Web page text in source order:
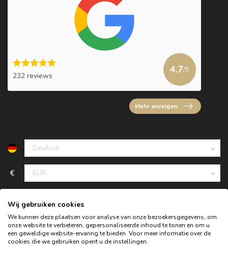
232 reviews
4.7/5
Mehr anzeigen
€
Wij gebruiken cookies
We kunnen deze plaatsen voor analyse van onze bezoekersgegevens, om
onze website te verbeteren, gepersonaliseerde inhoud te tonen en om u
een geweldige website-ervaring te bieden. Voor meer informatie over de
cookies die we gebruiken opent u de instellingen.